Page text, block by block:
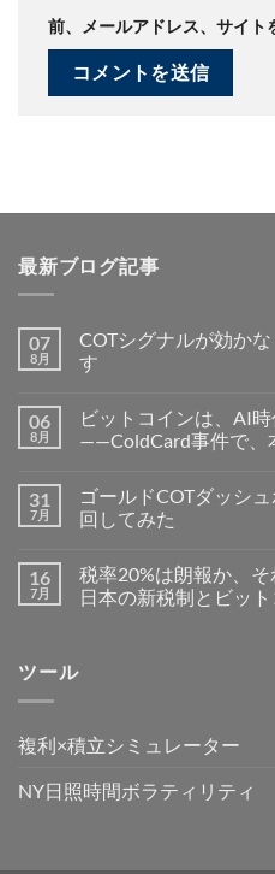
前、メールアドレス、サイト
最新ブログ記事
07
8月
COTシグナルが効か
す
06
8月
ビットコインは、AI
——ColdCard事件で、
31
7月
ゴールドCOTダッシ
回してみた
16
7月
税率20%は朗報か、
日本の新税制とビッ
ツール
複利×積立シミュレーター
NY日照時間ボラティリティ